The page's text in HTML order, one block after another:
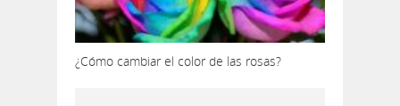
¿Cómo cambiar el color de las rosas?